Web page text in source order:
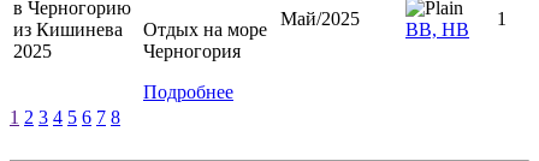
Отдых на море
Черногория
Подробнее
Май/2025
ВВ, НВ
1
1 2 3 4 5 6 7 8